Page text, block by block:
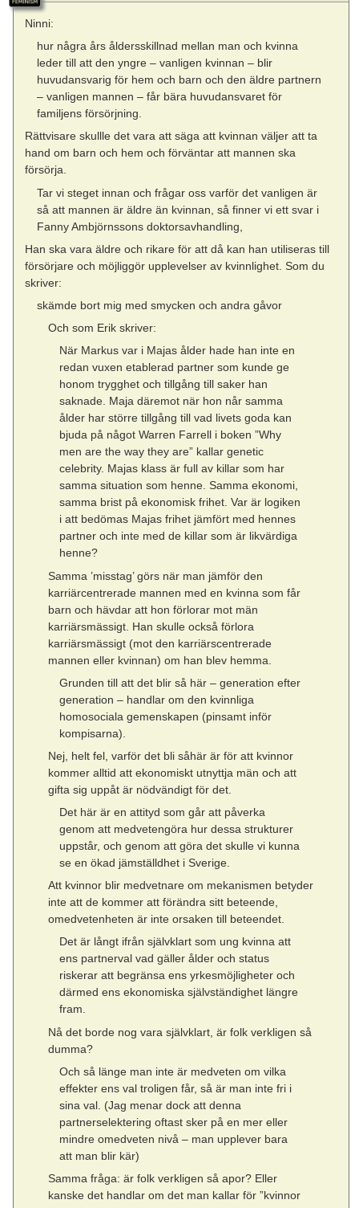
Ninni:
hur några års åldersskillnad mellan man och kvinna
leder till att den yngre – vanligen kvinnan – blir
huvudansvarig för hem och barn och den äldre partnern
– vanligen mannen – får bära huvudansvaret för
familjens försörjning.
Rättvisare skullle det vara att säga att kvinnan väljer att ta
hand om barn och hem och förväntar att mannen ska
försörja.
Tar vi steget innan och frågar oss varför det vanligen är
så att mannen är äldre än kvinnan, så finner vi ett svar i
Fanny Ambjörnssons doktorsavhandling,
Han ska vara äldre och rikare för att då kan han utiliseras till
försörjare och möjliggör upplevelser av kvinnlighet. Som du
skriver:
skämde bort mig med smycken och andra gåvor
Och som Erik skriver:
När Markus var i Majas ålder hade han inte en
redan vuxen etablerad partner som kunde ge
honom trygghet och tillgång till saker han
saknade. Maja däremot när hon når samma
ålder har större tillgång till vad livets goda kan
bjuda på något Warren Farrell i boken ”Why
men are the way they are” kallar genetic
celebrity. Majas klass är full av killar som har
samma situation som henne. Samma ekonomi,
samma brist på ekonomisk frihet. Var är logiken
i att bedömas Majas frihet jämfört med hennes
partner och inte med de killar som är likvärdiga
henne?
Samma ’misstag’ görs när man jämför den
karriärcentrerade mannen med en kvinna som får
barn och hävdar att hon förlorar mot män
karriärsmässigt. Han skulle också förlora
karriärsmässigt (mot den karriärscentrerade
mannen eller kvinnan) om han blev hemma.
Grunden till att det blir så här – generation efter
generation – handlar om den kvinnliga
homosociala gemenskapen (pinsamt inför
kompisarna).
Nej, helt fel, varför det bli såhär är för att kvinnor
kommer alltid att ekonomiskt utnyttja män och att
gifta sig uppåt är nödvändigt för det.
Det här är en attityd som går att påverka
genom att medvetengöra hur dessa strukturer
uppstår, och genom att göra det skulle vi kunna
se en ökad jämställdhet i Sverige.
Att kvinnor blir medvetnare om mekanismen betyder
inte att de kommer att förändra sitt beteende,
omedvetenheten är inte orsaken till beteendet.
Det är långt ifrån självklart som ung kvinna att
ens partnerval vad gäller ålder och status
riskerar att begränsa ens yrkesmöjligheter och
därmed ens ekonomiska självständighet längre
fram.
Nå det borde nog vara självklart, är folk verkligen så
dumma?
Och så länge man inte är medveten om vilka
effekter ens val troligen får, så är man inte fri i
sina val. (Jag menar dock att denna
partnerselektering oftast sker på en mer eller
mindre omedveten nivå – man upplever bara
att man blir kär)
Samma fråga: är folk verkligen så apor? Eller
kanske det handlar om det man kallar för ”kvinnor